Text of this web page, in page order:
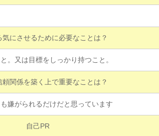
気にさせるために必要なことは？
。又は目標をしっかり持つこと。
頼関係を築く上で重要なことは？
嫌がられるだけだと思っています
自己PR